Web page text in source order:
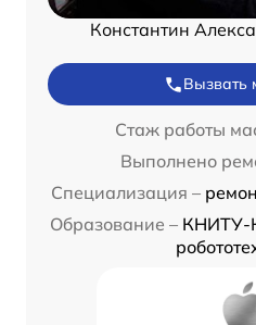
Константин
Вызвать
Стаж работы
Выполнено
Специализация –
Образование – КНИТУ-